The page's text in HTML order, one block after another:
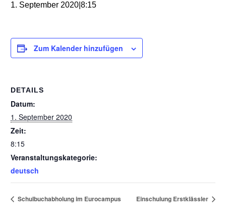
1. September 2020|8:15
Zum Kalender hinzufügen
DETAILS
Datum:
1. September 2020
Zeit:
8:15
Veranstaltungskategorie:
deutsch
Schulbuchabholung im Eurocampus Einschulung Erstklässler